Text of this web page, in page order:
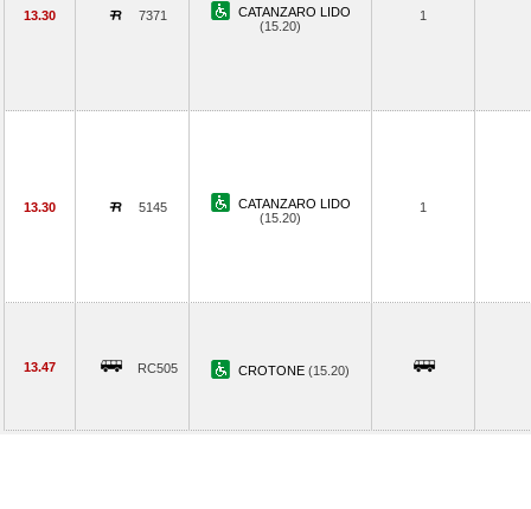
13.30 7371
CATANZARO LIDO
(15.20)
1
13.30 5145
CATANZARO LIDO
(15.20)
1
13.47 RC505 CROTONE (15.20)